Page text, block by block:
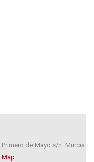
de Mayo s/n. Murcia
Map